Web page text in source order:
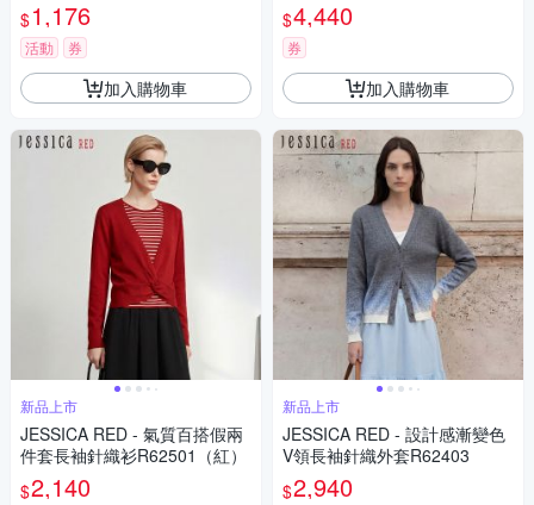
$1,176
活動 券
加入購物車
新品上市
JESSICA RED - 氣質百搭假兩
件套長袖針織衫R62501（紅）
$2,140
（深藍）
$4,440
券
加入購物車
新品上市
JESSICA RED - 設計感漸變色
V領長袖針織外套R62403
$2,940